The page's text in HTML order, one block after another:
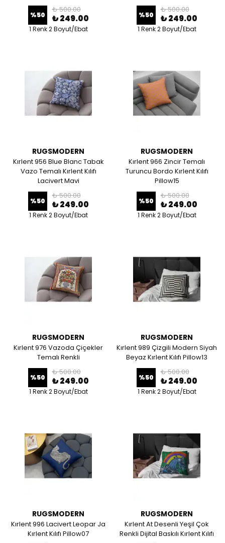
%50
₺ 500.00
₺ 249.00
1 Renk 2 Boyut/Ebat
%50
₺ 500.00
₺ 249.00
1 Renk 2 Boyut/Ebat
RUGSMODERN
Kırlent 956 Blue Blanc Tabak
Vazo Temalı Kırlent Kılıfı
Lacivert Mavi
%50
₺ 500.00
₺ 249.00
1 Renk 2 Boyut/Ebat
RUGSMODERN
Kırlent 966 Zincir Temalı
Turuncu Bordo Kırlent Kılıfı
Pillow15
%50
₺ 500.00
₺ 249.00
1 Renk 2 Boyut/Ebat
RUGSMODERN
Kırlent 976 Vazoda Çiçekler
Temalı Renkli
%50
₺ 500.00
₺ 249.00
1 Renk 2 Boyut/Ebat
RUGSMODERN
Kırlent 989 Çizgili Modern Siyah
Beyaz Kırlent Kılıfı Pillow13
%50
₺ 500.00
₺ 249.00
1 Renk 2 Boyut/Ebat
RUGSMODERN
Kırlent 996 Lacivert Leopar Ja
Kırlent Kılıfı Pillow07
RUGSMODERN
Kırlent At Desenli Yeşil Çok
Renkli Dijital Baskılı Kırlent Kılıfı